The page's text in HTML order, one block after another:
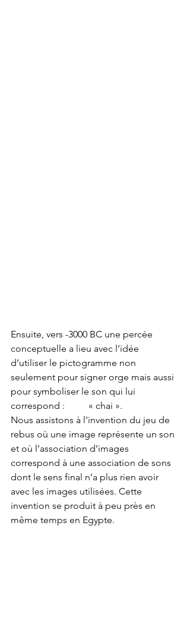
Ensuite, vers -3000 BC une percée
conceptuelle a lieu avec l’idée
d’utiliser le pictogramme non
seulement pour signer orge mais aussi
pour symboliser le son qui lui
correspond :          « chai ».
Nous assistons à l’invention du jeu de
rebus où une image représente un son
et où l’association d’images
correspond à une association de sons
dont le sens final n’a plus rien avoir
avec les images utilisées. Cette
invention se produit à peu près en
même temps en Egypte.